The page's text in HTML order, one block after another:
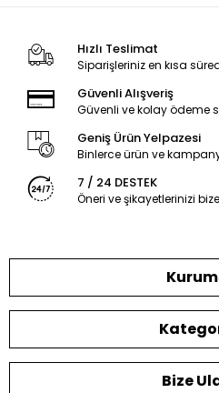
Hızlı Teslimat
Siparişleriniz en kısa
Güvenli Alışveriş
Güvenli ve kolay ödeme
Geniş Ürün Yelpazesi
Binlerce ürün ve
7 / 24 DESTEK
Öneri ve şikayetlerinizi
Bize